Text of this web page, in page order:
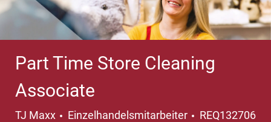
Part Time Store Cleaning
Associate
TJ Maxx Kategorie
Einzelhandelsmitarbeiter
REQ132706